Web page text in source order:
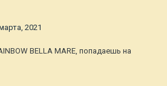
2021
BELLA MARE, попадаешь на